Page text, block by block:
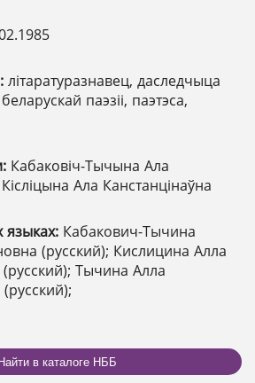
літаратуразнавец, даследчыца
паэзіі, паэтэса,
Кабаковіч-Тычына Ала
Ала Канстанцінаўна
языках: Кабакович-Тычина
(русский); Кислицина Алла
Тычина Алла
Найти в каталоге НББ